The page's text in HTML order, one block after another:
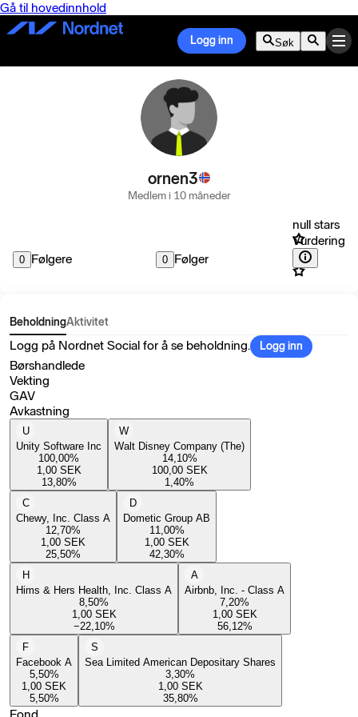
Gå til hovedinnhold
Logg inn Søk
ornen3
Medlem i 10 måneder
0 Følgere 0 Følger
null stars
Vurdering
BeholdningAktivitet
Logg på Nordnet Social for å se beholdning. Logg inn
Børshandlede
Vekting
GAV
Avkastning
U
Unity Software Inc
100,00%
1,00 SEK
13,80%
W
Walt Disney Company (The)
14,10%
100,00 SEK
1,40%
C
Chewy, Inc. Class A
12,70%
1,00 SEK
25,50%
D
Dometic Group AB
11,00%
1,00 SEK
42,30%
H
Hims & Hers Health, Inc. Class A
8,50%
1,00 SEK
−22,10%
A
Airbnb, Inc. - Class A
7,20%
1,00 SEK
56,12%
F
Facebook A
5,50%
1,00 SEK
5,50%
S
Sea Limited American Depositary Shares
3,30%
1,00 SEK
35,80%